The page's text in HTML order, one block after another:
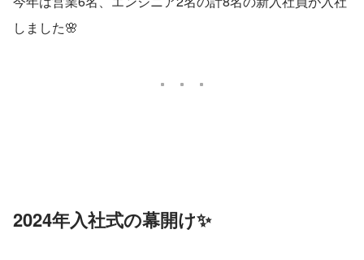
しました🌸
2024年入社式の幕開け✨